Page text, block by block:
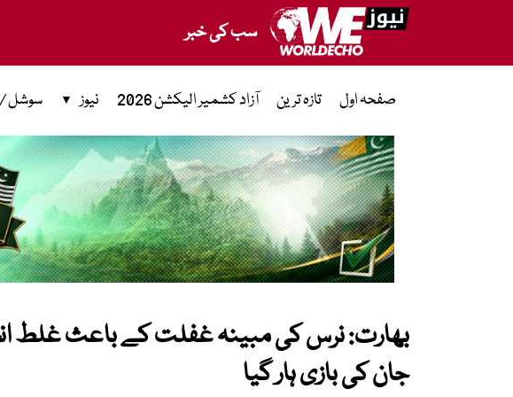
سب کی خبر
صفحہ اول تازہ ترین آزاد کشمیر الیکشن 2026 نیوز سوشل
بھارت: نرس کی مبینہ غفلت کے باعث غلط
جان کی بازی ہار گیا